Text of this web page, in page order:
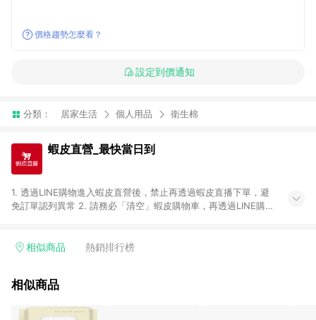
價格趨勢怎麼看？
設定到價通知
分類： 居家生活 個人用品 衛生棉
蝦皮直營_最快當日到
1. 透過LINE購物進入蝦皮直營後，禁止再透過蝦皮直播下單，避
免訂單認列異常 2. 請務必「清空」蝦皮購物車，再透過LINE購物
單，若您完成交易後，想下第二張訂單，請重新從LINE購物連結
列商品、Android手機、汽機車、一歲以下嬰兒配方奶粉、醫療器
https://reurl.cc/Gazvnp 5. 蝦皮直營之訂單適用於部分點數紅
相似商品 熱銷排行榜
相似商品